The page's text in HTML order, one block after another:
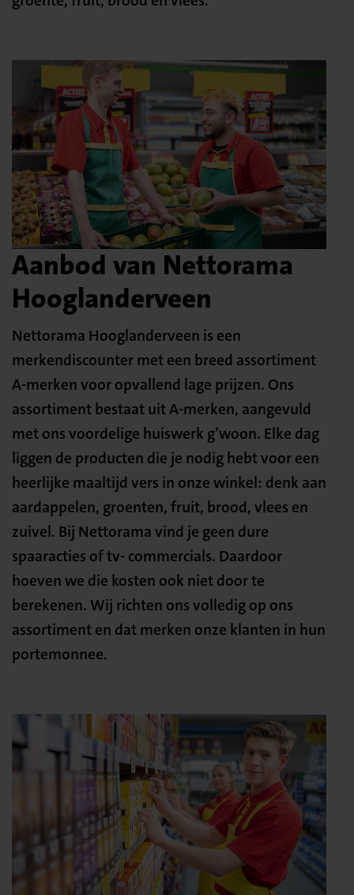
Aanbod van Nettorama
Hooglanderveen
Nettorama Hooglanderveen is een
merkendiscounter met een breed assortiment
A-merken voor opvallend lage prijzen. Ons
assortiment bestaat uit A-merken, aangevuld
met ons voordelige huiswerk g’woon. Elke dag
liggen de producten die je nodig hebt voor een
heerlijke maaltijd vers in onze winkel: denk aan
aardappelen, groenten, fruit, brood, vlees en
zuivel. Bij Nettorama vind je geen dure
spaaracties of tv- commercials. Daardoor
hoeven we die kosten ook niet door te
berekenen. Wij richten ons volledig op ons
assortiment en dat merken onze klanten in hun
portemonnee.